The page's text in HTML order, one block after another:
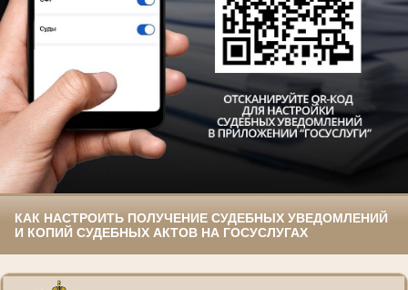
КАК НАСТРОИТЬ ПОЛУЧЕНИЕ СУДЕБНЫХ УВЕДОМЛЕНИЙ
И КОПИЙ СУДЕБНЫХ АКТОВ НА ГОСУСЛУГАХ